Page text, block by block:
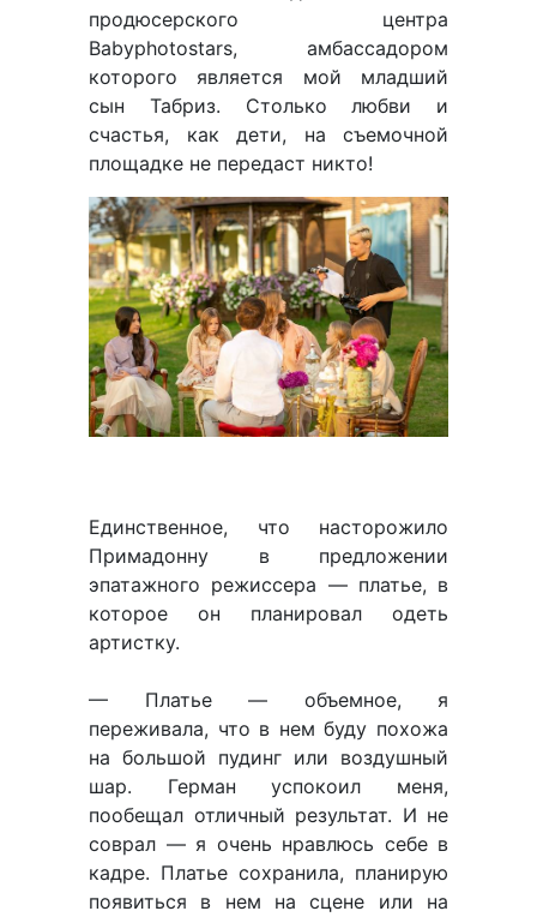
продюсерского центра
Babyphotostars, амбассадором
которого является мой младший
сын Табриз. Столько любви и
счастья, как дети, на съемочной
площадке не передаст никто!
Единственное, что насторожило
Примадонну в предложении
эпатажного режиссера — платье, в
которое он планировал одеть
артистку.
— Платье — объемное, я
переживала, что в нем буду похожа
на большой пудинг или воздушный
шар. Герман успокоил меня,
пообещал отличный результат. И не
соврал — я очень нравлюсь себе в
кадре. Платье сохранила, планирую
появиться в нем на сцене или на